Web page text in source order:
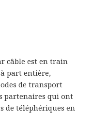
câble est en train
part entière,
de transport
partenaires qui ont
de téléphériques en